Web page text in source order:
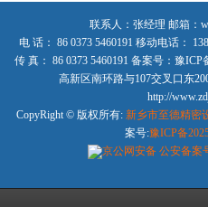
联系人：张经理 邮箱：
电 话： 86 0373 5460191 移动电话：
传 真： 86 0373 5460191 备案号：豫
高新区南环路与107交叉口东
http://
CopyRight © 版权所有: 新乡市至德精密
案号:豫ICP备
京公网安备公安备案